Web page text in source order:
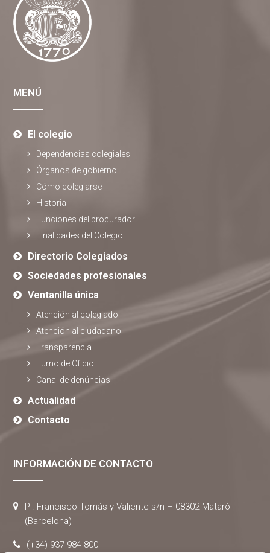
MENÚ
El colegio
Dependencias colegiales
Órganos de gobierno
Cómo colegiarse
Historia
Funciones del procurador
Finalidades del Colegio
Directorio Colegiados
Sociedades profesionales
Ventanilla única
Atención al colegiado
Atención al ciudadano
Transparencia
Turno de Oficio
Canal de denúncias
Actualidad
Contacto
INFORMACIÓN DE CONTACTO
Pl. Francisco Tomás y Valiente s/n – 08302 Mataró
(Barcelona)
(+34) 937 984 800